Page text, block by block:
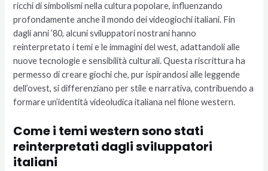
ricchi di simbolismi nella cultura popolare, influenzando
profondamente anche il mondo dei videogiochi italiani. Fin
dagli anni ’80, alcuni sviluppatori nostrani hanno
reinterpretato i temi e le immagini del west, adattandoli alle
nuove tecnologie e sensibilità culturali. Questa riscrittura ha
permesso di creare giochi che, pur ispirandosi alle leggende
dell’ovest, si differenziano per stile e narrativa, contribuendo a
formare un’identità videoludica italiana nel filone western.
Come i temi western sono stati
reinterpretati dagli sviluppatori
italiani